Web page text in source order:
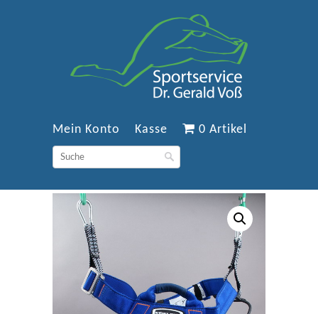
Mein Konto Kasse 0 Artikel